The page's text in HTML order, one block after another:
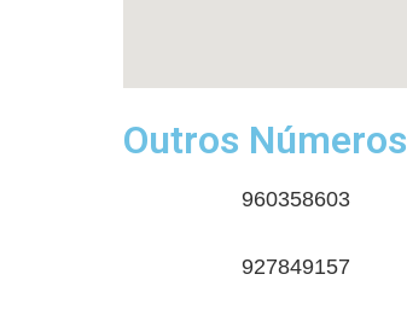
Outros
960358603
927849157